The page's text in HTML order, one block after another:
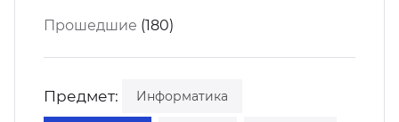
Прошедшие (180)
Предмет: Информатика